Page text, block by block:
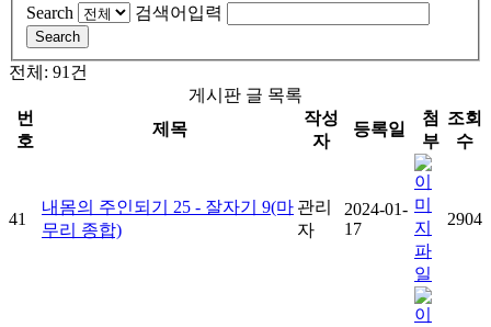
Search
검색어입력
Search
전체: 91건
게시판 글 목록
번
호
제목
작성
자
등록일
첨
부
조회
수
41
내몸의 주인되기 25 - 잘자기 9(마
무리 종합)
관리
자
2024-01-
17
2904